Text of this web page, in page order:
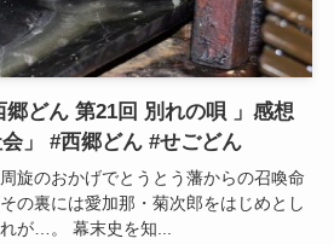
どん 第21回 別れの唄 」感想
」 #西郷どん #せごどん
旋のおかげでとうとう藩からの召喚命
の裏には愛加那・菊次郎をはじめとし
が…。 幕末史を知...